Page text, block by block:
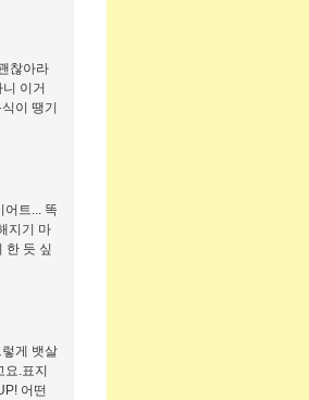
찮아라
이거
이 땡기
어트... 똑
지기 마
한 듯 싶
게 뱃살
.표지
어떤